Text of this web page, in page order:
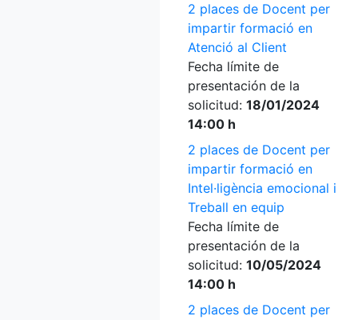
2 places de Docent per
impartir formació en
Atenció al Client
Fecha límite de
presentación de la
solicitud: 18/01/2024
14:00 h
2 places de Docent per
impartir formació en
Intel·ligència emocional i
Treball en equip
Fecha límite de
presentación de la
solicitud: 10/05/2024
14:00 h
2 places de Docent per